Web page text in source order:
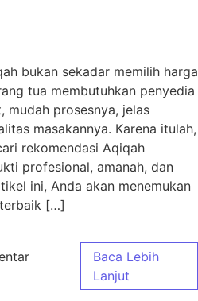
bukan sekadar memilih harga
tua membutuhkan penyedia
mudah prosesnya, jelas
masakannya. Karena itulah,
rekomendasi Aqiqah
profesional, amanah, dan
ini, Anda akan menemukan
[…]
Bandung Pilihan Terbaik
Baca Lebih
Lanjut